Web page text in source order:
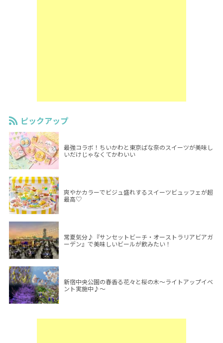
ピックアップ
最強コラボ！ちいかわと東京ばな奈のスイーツが美味し
いだけじゃなくてかわいい
爽やかカラーでビジュ盛れするスイーツビュッフェが超
最高♡
常夏気分♪『サンセットビーチ・オーストラリアビアガ
ーデン』で美味しいビールが飲みたい！
新宿中央公園の春香る花々と桜の木～ライトアップイベ
ント実施中♪～